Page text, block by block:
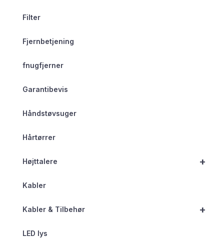
Filter
Fjernbetjening
fnugfjerner
Garantibevis
Håndstøvsuger
Hårtørrer
+
Højttalere
Kabler
+
Kabler & Tilbehør
LED lys